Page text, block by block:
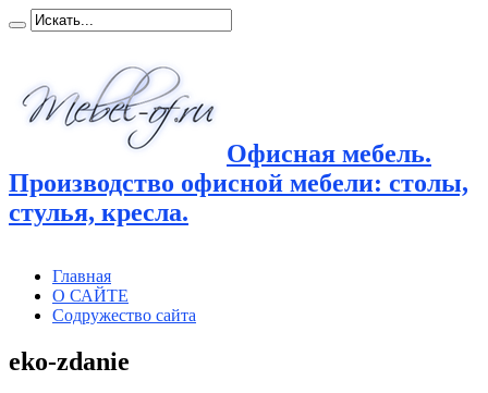
Офисная мебель.
Производство офисной мебели: столы,
стулья, кресла.
Главная
О САЙТЕ
Содружество сайта
eko-zdanie